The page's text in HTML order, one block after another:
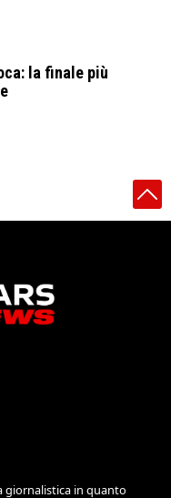
la finale più
giornalistica in quanto